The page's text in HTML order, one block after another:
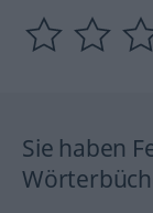
Sie haben